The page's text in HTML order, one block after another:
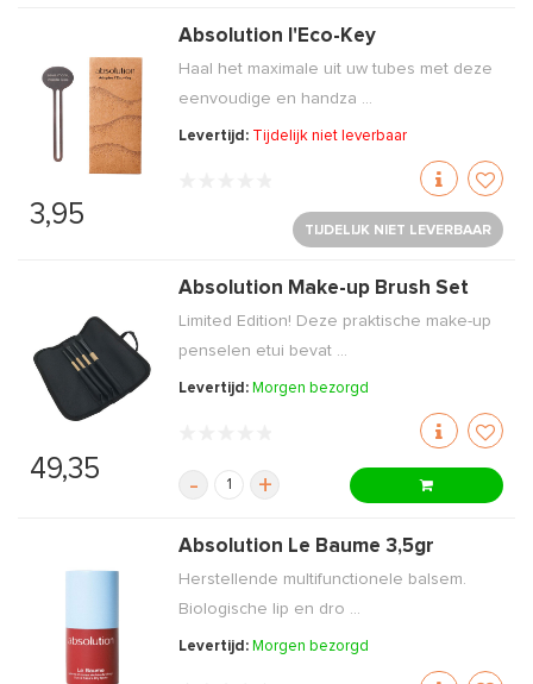
3,95
Absolution l'Eco-Key
Haal het maximale uit uw tubes met deze
eenvoudige en handza ...
Levertijd: Tijdelijk niet leverbaar
TIJDELIJK NIET LEVERBAAR
49,35
Absolution Make-up Brush Set
Limited Edition! Deze praktische make-up
penselen etui bevat ...
Levertijd: Morgen bezorgd
- +
Absolution Le Baume 3,5gr
Herstellende multifunctionele balsem.
Biologische lip en dro ...
Levertijd: Morgen bezorgd